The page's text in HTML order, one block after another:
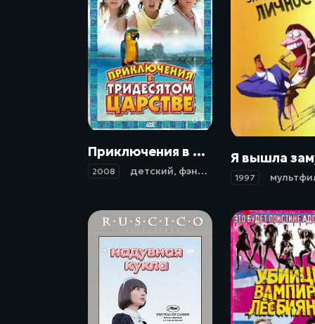
0+
Приключения в Тридесятом царстве (2008)
2008 детский, фэнтези приключения
1997